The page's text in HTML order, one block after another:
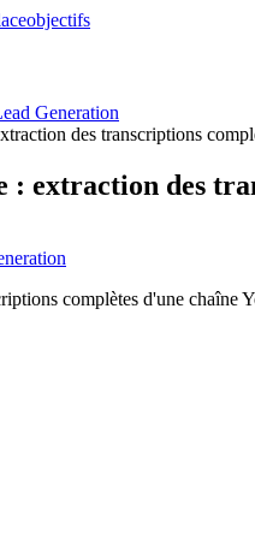
objectifs
Generation
des transcriptions
: extraction des
complètes d'une chaîne